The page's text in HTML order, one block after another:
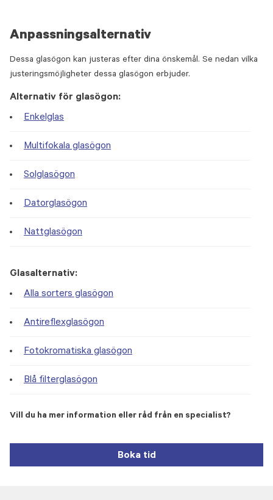
Anpassningsalternativ
Dessa glasögon kan justeras efter dina önskemål. Se nedan vilka
justeringsmöjligheter dessa glasögon erbjuder.
Alternativ för glasögon:
Enkelglas
Multifokala glasögon
Solglasögon
Datorglasögon
Nattglasögon
Glasalternativ:
Alla sorters glasögon
Antireflexglasögon
Fotokromatiska glasögon
Blå filterglasögon
Vill du ha mer information eller råd från en specialist?
Boka tid